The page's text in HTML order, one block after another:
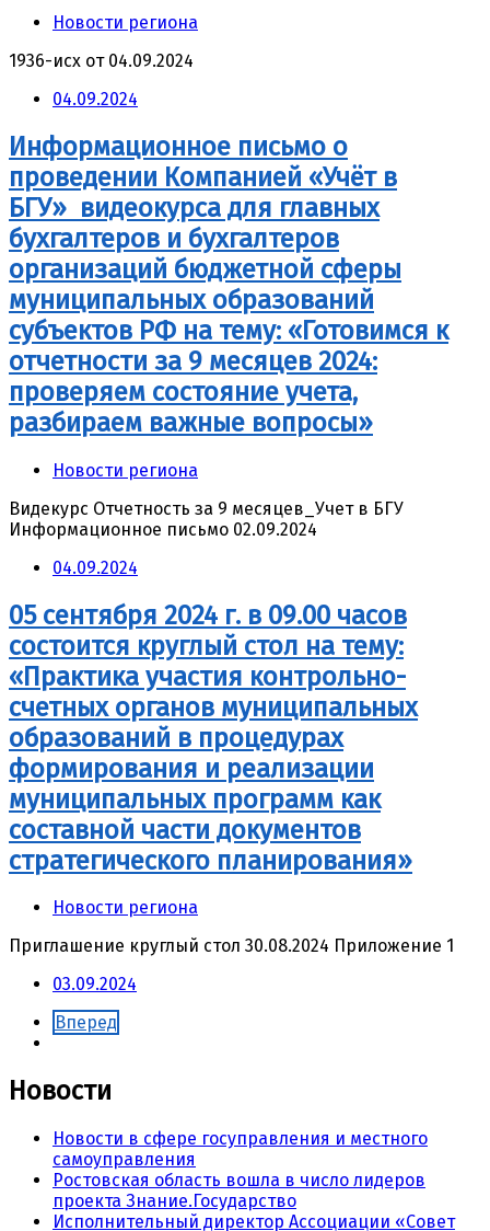
Новости региона
1936-исх от 04.09.2024
04.09.2024
Информационное письмо о
проведении Компанией «Учёт в
БГУ» видеокурса для главных
бухгалтеров и бухгалтеров
организаций бюджетной сферы
муниципальных образований
субъектов РФ на тему: «Готовимся к
отчетности за 9 месяцев 2024:
проверяем состояние учета,
разбираем важные вопросы»
Новости региона
Видекурс Отчетность за 9 месяцев_Учет в БГУ
Информационное письмо 02.09.2024
04.09.2024
05 сентября 2024 г. в 09.00 часов
состоится круглый стол на тему:
«Практика участия контрольно-
счетных органов муниципальных
образований в процедурах
формирования и реализации
муниципальных программ как
составной части документов
стратегического планирования»
Новости региона
Приглашение круглый стол 30.08.2024 Приложение 1
03.09.2024
Вперед
Новости
Новости в сфере госуправления и местного
самоуправления
Ростовская область вошла в число лидеров
проекта Знание.Государство
Исполнительный директор Ассоциации «Совет